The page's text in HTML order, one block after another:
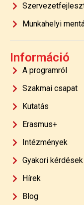
Munkahelyi
Információ
A programról
Szakmai csapat
Kutatás
Erasmus+
Intézmények
Gyakori kérdések
Hírek
Blog